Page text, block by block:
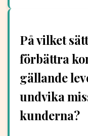
På vilket
förbättra
gällande
undvika
kunderna?